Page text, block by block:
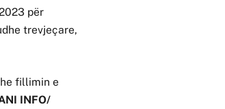
për
trevjeçare,
fillimin e
INFO/